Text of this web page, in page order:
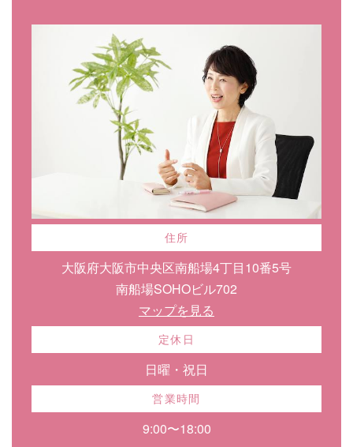
住所
大阪府大阪市中央区南船場4丁目10番5号
南船場SOHOビル702
マップを見る
定休日
日曜・祝日
営業時間
9:00〜18:00